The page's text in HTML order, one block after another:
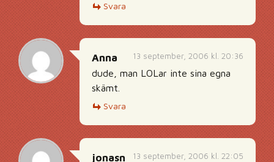
Svara
13 september, 2006 kl. 20:36
Anna
dude, man LOLar inte sina egna
skämt.
Svara
13 september, 2006 kl. 22:05
jonasn